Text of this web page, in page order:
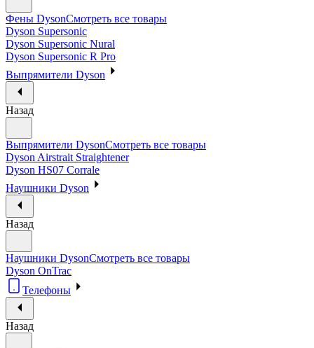
Фены DysonСмотреть все товары
Dyson Supersonic
Dyson Supersonic Nural
Dyson Supersonic R Pro
Выпрямители Dyson
Назад
Выпрямители DysonСмотреть все товары
Dyson Airstrait Straightener
Dyson HS07 Corrale
Наушники Dyson
Назад
Наушники DysonСмотреть все товары
Dyson OnTrac
Телефоны
Назад